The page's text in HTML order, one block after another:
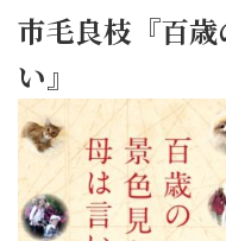
市毛良枝『百
い』